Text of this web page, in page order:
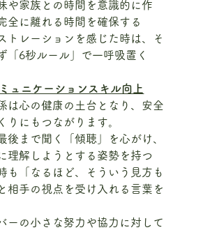
や家族との時間を意識的に作
全に離れる時間を確保する
トレーションを感じた時は、そ
「6秒ルール」で一呼吸置く
ュニケーションスキル向上
は心の健康の土台となり、安全
りにもつながります。
まで聞く「傾聴」を心がけ、
理解しようとする姿勢を持つ
も「なるほど、そういう見方も
相手の視点を受け入れる言葉を
ーの小さな努力や協力に対して